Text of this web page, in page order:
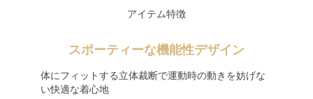
アイテム特徴
スポーティーな機能性デザイン
体にフィットする立体裁断で運動時の動きを妨げな
い快適な着心地